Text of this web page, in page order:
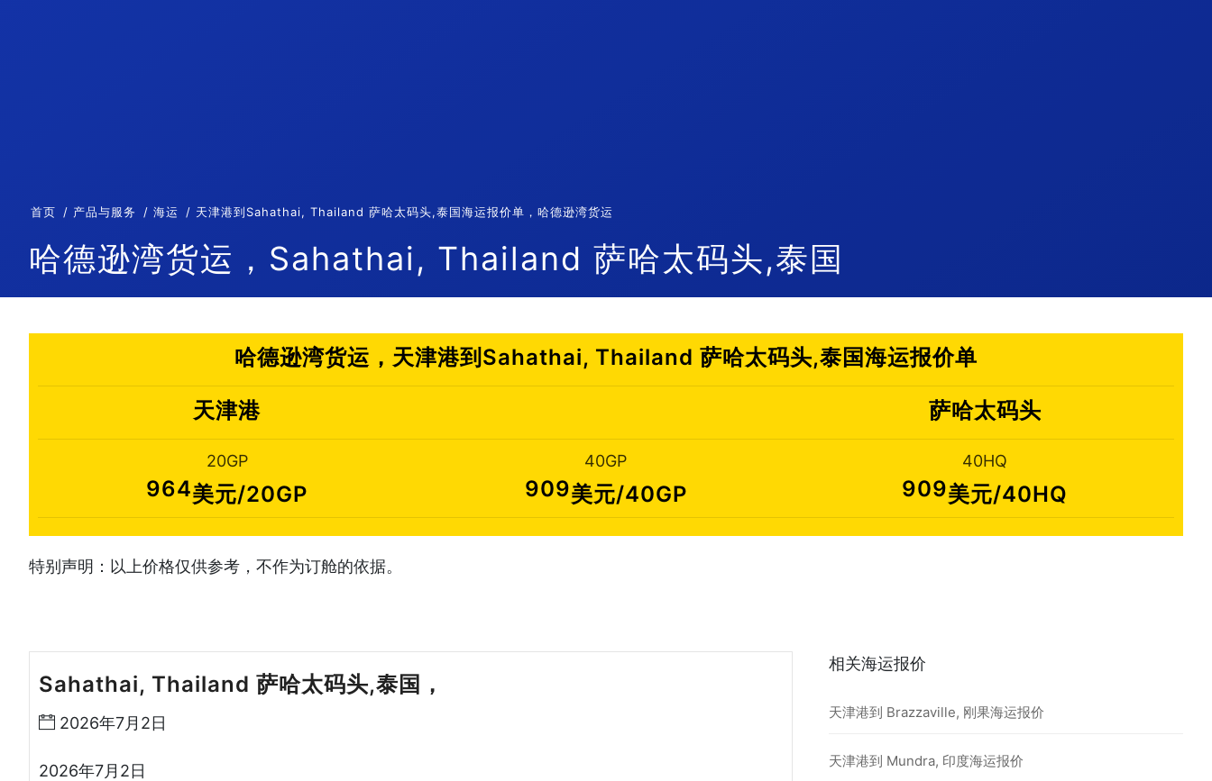
首页 产品与服务 海运 天津港到Sahathai, Thailand 萨哈太码头,泰国海运报价单，哈德逊湾货运
哈德逊湾货运，Sahathai, Thailand 萨哈太码头,泰国
哈德逊湾货运，天津港到Sahathai, Thailand 萨哈太码头,泰国海运报价单
天津港 萨哈太码头
20GP
964美元/20GP
40GP
909美元/40GP
40HQ
909美元/40HQ
特别声明：以上价格仅供参考，不作为订舱的依据。
Sahathai, Thailand 萨哈太码头,泰国，
2026年7月2日
2026年7月2日
相关海运报价
天津港到 Brazzaville, 刚果海运报价
天津港到 Mundra, 印度海运报价